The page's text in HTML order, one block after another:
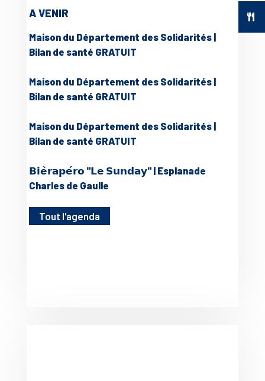
A VENIR
Maison du Département des Solidarités |
Bilan de santé GRATUIT
Maison du Département des Solidarités |
Bilan de santé GRATUIT
Maison du Département des Solidarités |
Bilan de santé GRATUIT
𝗕𝗶𝗲̀𝗿𝗮𝗽𝗲́𝗿𝗼 "𝗟𝗲 𝗦𝘂𝗻𝗱𝗮𝘆" | Esplanade
Charles de Gaulle
Tout l'agenda